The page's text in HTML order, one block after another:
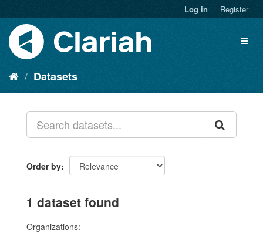
Log in Register
Datasets
Order by
1 dataset found
Organizations: